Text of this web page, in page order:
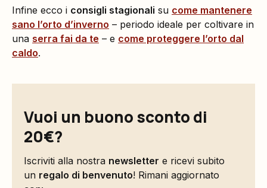
Infine ecco i consigli stagionali su come mantenere
sano l’orto d’inverno – periodo ideale per coltivare in
una serra fai da te – e come proteggere l’orto dal
caldo.
Vuoi un buono sconto di
20€?
Iscriviti alla nostra newsletter e ricevi subito
un regalo di benvenuto! Rimani aggiornato